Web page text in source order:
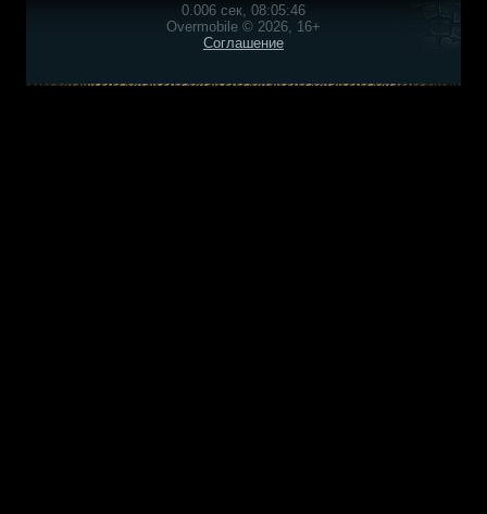
0.006 сек, 08:05:46
Overmobile © 2026, 16+
Соглашение